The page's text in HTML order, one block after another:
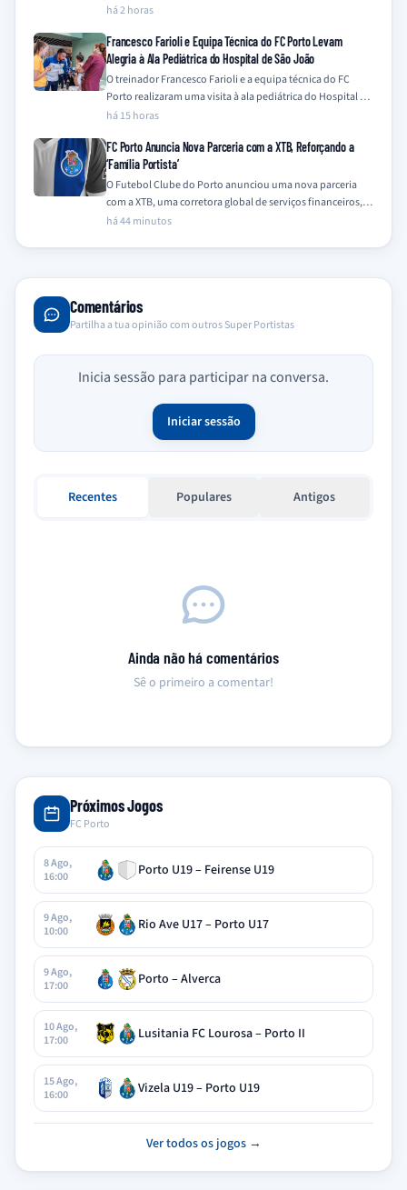
mantendo-se focado no seu compromisso…
há 2 horas
Francesco Farioli e Equipa Técnica do FC Porto Levam
Alegria à Ala Pediátrica do Hospital de São João
O treinador Francesco Farioli e a equipa técnica do FC
Porto realizaram uma visita à ala pediátrica do Hospital de
São João,…
há 15 horas
FC Porto Anuncia Nova Parceria com a XTB, Reforçando a
‘Família Portista’
O Futebol Clube do Porto anunciou uma nova parceria
com a XTB, uma corretora global de serviços financeiros,
integrando a empresa na…
há 44 minutos
Comentários
Partilha a tua opinião com outros Super Portistas
Inicia sessão para participar na conversa.
Iniciar sessão
Recentes Populares Antigos
Ainda não há comentários
Sê o primeiro a comentar!
Próximos Jogos
FC Porto
8 Ago,
16:00
Porto U19 – Feirense U19
9 Ago,
10:00
Rio Ave U17 – Porto U17
9 Ago,
17:00
Porto – Alverca
10 Ago,
17:00
Lusitania FC Lourosa – Porto II
15 Ago,
16:00
Vizela U19 – Porto U19
Ver todos os jogos →